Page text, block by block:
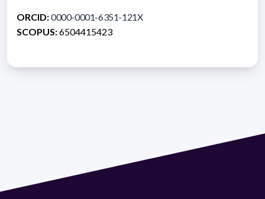
ORCID:0000-0001-6351-121X
SCOPUS:6504415423